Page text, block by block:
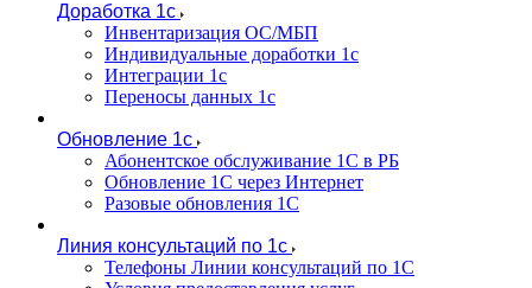
Доработка 1с
Инвентаризация ОС/МБП
Индивидуальные доработки 1с
Интеграции 1с
Переносы данных 1с
Обновление 1с
Абонентское обслуживание 1С в РБ
Обновление 1С через Интернет
Разовые обновления 1С
Линия консультаций по 1с
Телефоны Линии консультаций по 1С